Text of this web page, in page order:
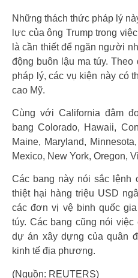
Những thách thức pháp lý
lực của ông Trump trong
là cần thiết để ngăn người
động buôn lậu ma túy.
pháp lý, các vụ kiện này có
cao Mỹ.
Cùng với California đâm
bang Colorado, Hawaii,
Maine, Maryland,
Mexico, New York, Oregon,
Các bang này nói sắc lệnh
thiệt hại hàng triệu USD
các đơn vị vệ binh quốc
túy. Các bang cũng nói
dự án xây dựng của quân
kinh tế địa phương.
(Nguồn: REUTERS)